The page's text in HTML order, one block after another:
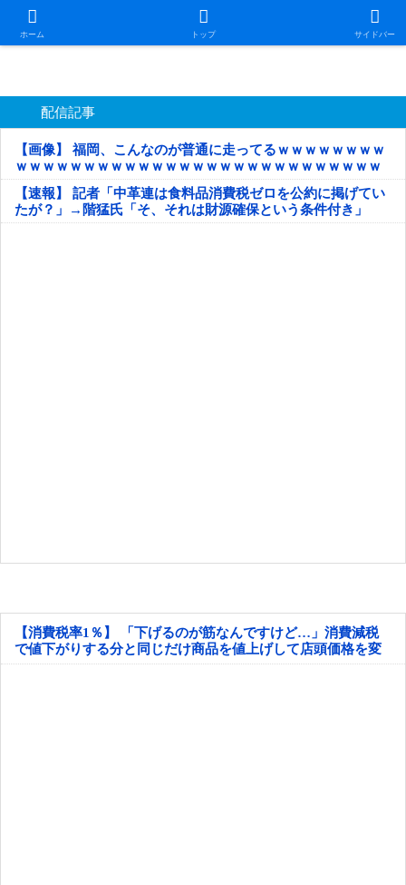
ホーム トップ サイドバー
日本第一！ニュース録
配信記事
【画像】 福岡、こんなのが普通に走ってるｗｗｗｗｗｗｗｗ
ｗｗｗｗｗｗｗｗｗｗｗｗｗｗｗｗｗｗｗｗｗｗｗｗｗｗｗ
ｗｗｗｗｗ
【速報】 記者「中革連は食料品消費税ゼロを公約に掲げてい
たが？」→階猛氏「そ、それは財源確保という条件付き」
【消費税率1％】 「下げるのが筋なんですけど…」消費減税
で値下がりする分と同じだけ商品を値上げして店頭価格を変
えない店も